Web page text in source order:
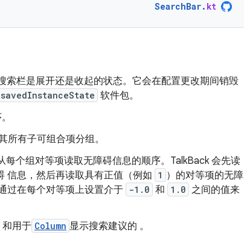
SearchBar. kt
索栏是展开还是收起的状态。它会在配置更改期间销毁
savedInstanceState 软件包。
所有子可组合项分组。
每个组对等项读取无障碍信息的顺序。TalkBack 会先读
信息，然后再读取具有正值（例如 1 ）的对等项的无障
过在每个对等项上设置介于 -1.0 和 1.0 之间的值来
和用于 Column 显示搜索建议的 。